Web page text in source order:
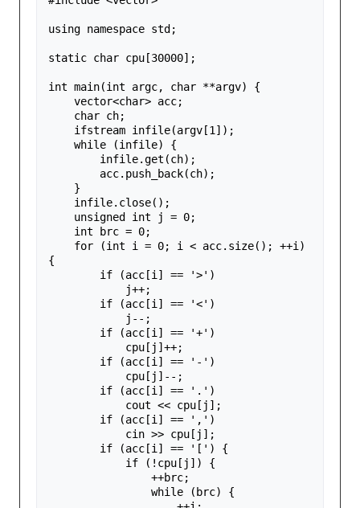
using namespace std ;
static char cpu [30000];
int main(int argc, char **argv)
{
vector<char> acc;
char ch;
ifstream infile(argv [1 ]);
while
(infile)
{
infile.get (ch);
acc. push_back(ch);
}
infile. close();
unsigned
int j = 0;
int
brc = 0;
for
(int i = 0; i < acc. size(); ++i )
{
if
(acc [i ] == '>' )
j++;
if
(acc [i ] == '<' )
j -- ;
if
(acc [i ] == '+' )
cpu [ j ] ++;
if
(acc [i ] == '-' )
cpu [ j ] -- ;
if
(acc [i ] == '.' )
cout << cpu [ j ];
if
(acc [i ] == ',' )
cin >> cpu [ j ];
if
(acc [i ] == '[' )
{
if
( ! cpu [ j ])
{
++brc;
while
( brc)
{